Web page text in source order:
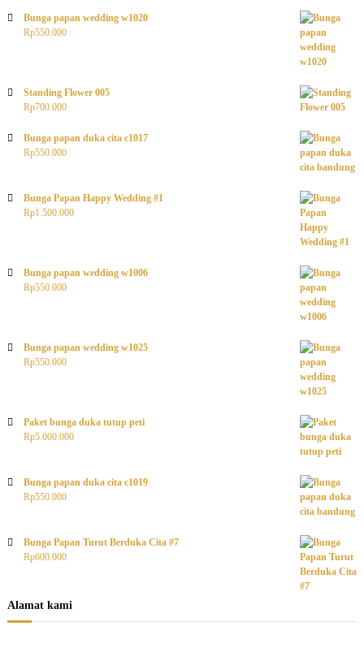
Bunga papan wedding w1020
Rp550.000
Standing Flower 005
Rp700.000
Bunga papan duka cita c1017
Rp550.000
Bunga Papan Happy Wedding #1
Rp1.500.000
Bunga papan wedding w1006
Rp550.000
Bunga papan wedding w1025
Rp550.000
Paket bunga duka tutup peti
Rp5.000.000
Bunga papan duka cita c1019
Rp550.000
Bunga Papan Turut Berduka Cita #7
Rp600.000
Alamat kami